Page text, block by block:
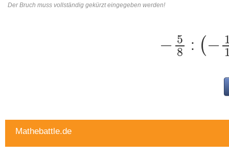
Der Bruch muss vollständig gekürzt eingegeben werden!
:
Mathebattle.de